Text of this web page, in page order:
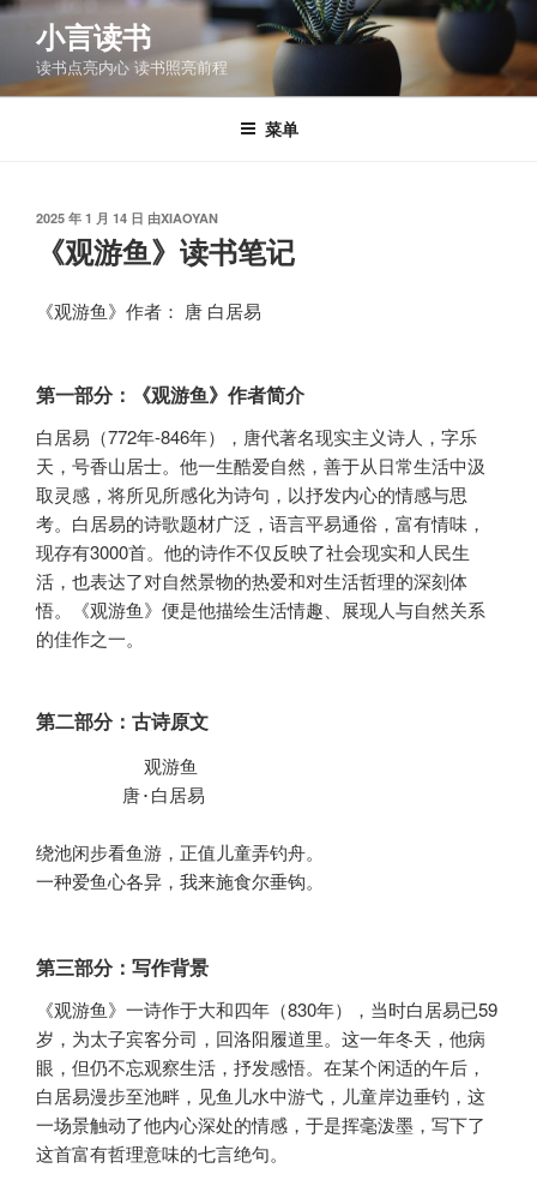
跳
容
小言读书
读书点亮内心 读书照亮前程
菜单
发
2025 年 1 月 14 日 由XIAOYAN
《观游鱼》读书笔记
《观游鱼》作者： 唐 白居易
第一部分：《观游鱼》作者简介
白居易（772年-846年），唐代著名现实主义诗人，字乐
天，号香山居士。他一生酷爱自然，善于从日常生活中汲
取灵感，将所见所感化为诗句，以抒发内心的情感与思
考。白居易的诗歌题材广泛，语言平易通俗，富有情味，
现存有3000首。他的诗作不仅反映了社会现实和人民生
活，也表达了对自然景物的热爱和对生活哲理的深刻体
悟。《观游鱼》便是他描绘生活情趣、展现人与自然关系
的佳作之一。
第二部分：古诗原文
绕池闲步看鱼游，正值儿童弄钓舟。
一种爱鱼心各异，我来施食尔垂钩。
第三部分：写作背景
《观游鱼》一诗作于大和四年（830年），当时白居易已59
岁，为太子宾客分司，回洛阳履道里。这一年冬天，他病
眼，但仍不忘观察生活，抒发感悟。在某个闲适的午后，
白居易漫步至池畔，见鱼儿水中游弋，儿童岸边垂钓，这
一场景触动了他内心深处的情感，于是挥毫泼墨，写下了
这首富有哲理意味的七言绝句。